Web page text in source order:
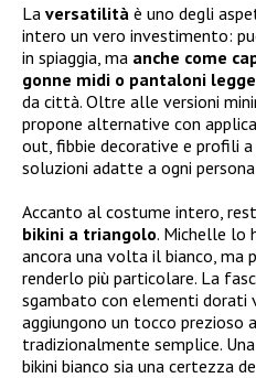
La versatilità è uno degli
intero un vero investimento:
in spiaggia, ma anche come
gonne midi o pantaloni
da città. Oltre alle versioni
propone alternative con
out, fibbie decorative e profili
soluzioni adatte a ogni
Accanto al costume intero,
bikini a triangolo. Michelle lo
ancora una volta il bianco, ma
renderlo più particolare. La
sgambato con elementi
aggiungono un tocco prezioso
tradizionalmente semplice.
bikini bianco sia una certezza